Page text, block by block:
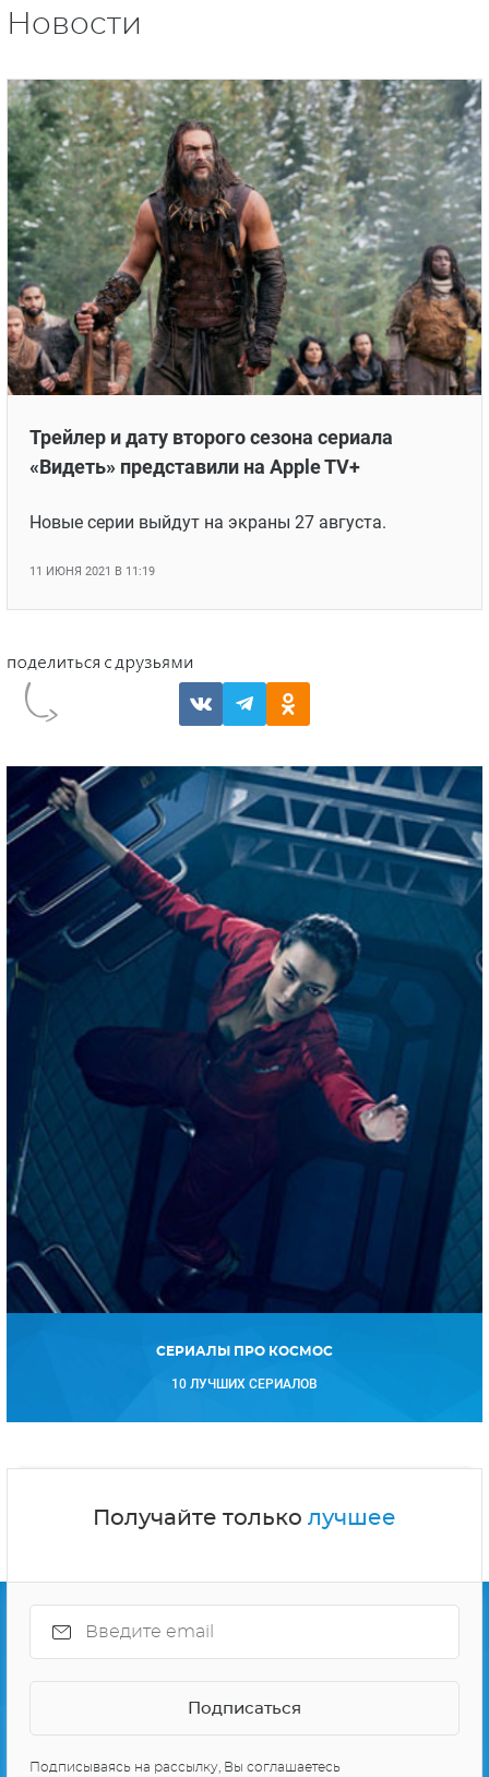
Новости
Трейлер и дату второго сезона сериала
«Видеть» представили на Apple TV+
Новые серии выйдут на экраны 27 августа.
11 ИЮНЯ 2021 В 11:19
СЕРИАЛЫ ПРО КОСМОС
10 ЛУЧШИХ СЕРИАЛОВ
Получайте только лучшее
Подписываясь на рассылку, Вы соглашаетесь